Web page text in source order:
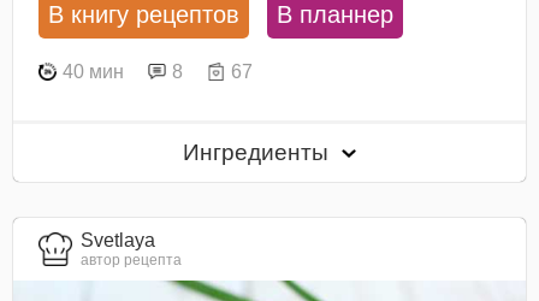
В книгу рецептов В планнер
40 мин 8 67
Ингредиенты
Svetlaya
автор рецепта